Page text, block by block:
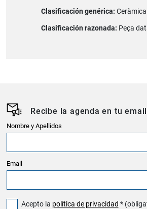
Clasificación genérica: Ceràmica
Clasificación razonada: Peça
Recibe la agenda en tu email
Nombre y Apellidos
Email
Acepto la política de privacidad *